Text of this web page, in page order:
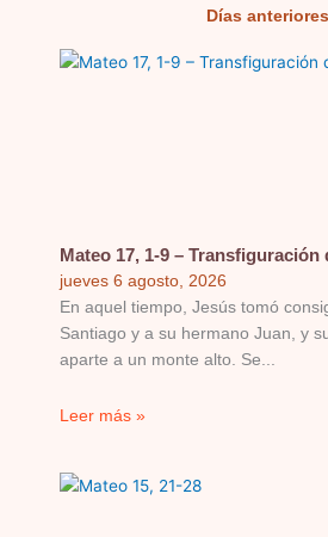
Días anteriores
Mateo 17, 1-9 – Transfiguración
jueves 6 agosto, 2026
En aquel tiempo, Jesús tomó
Santiago y a su hermano Juan, y
aparte a un monte alto. Se
Leer más »
PáginaPáginaPágina